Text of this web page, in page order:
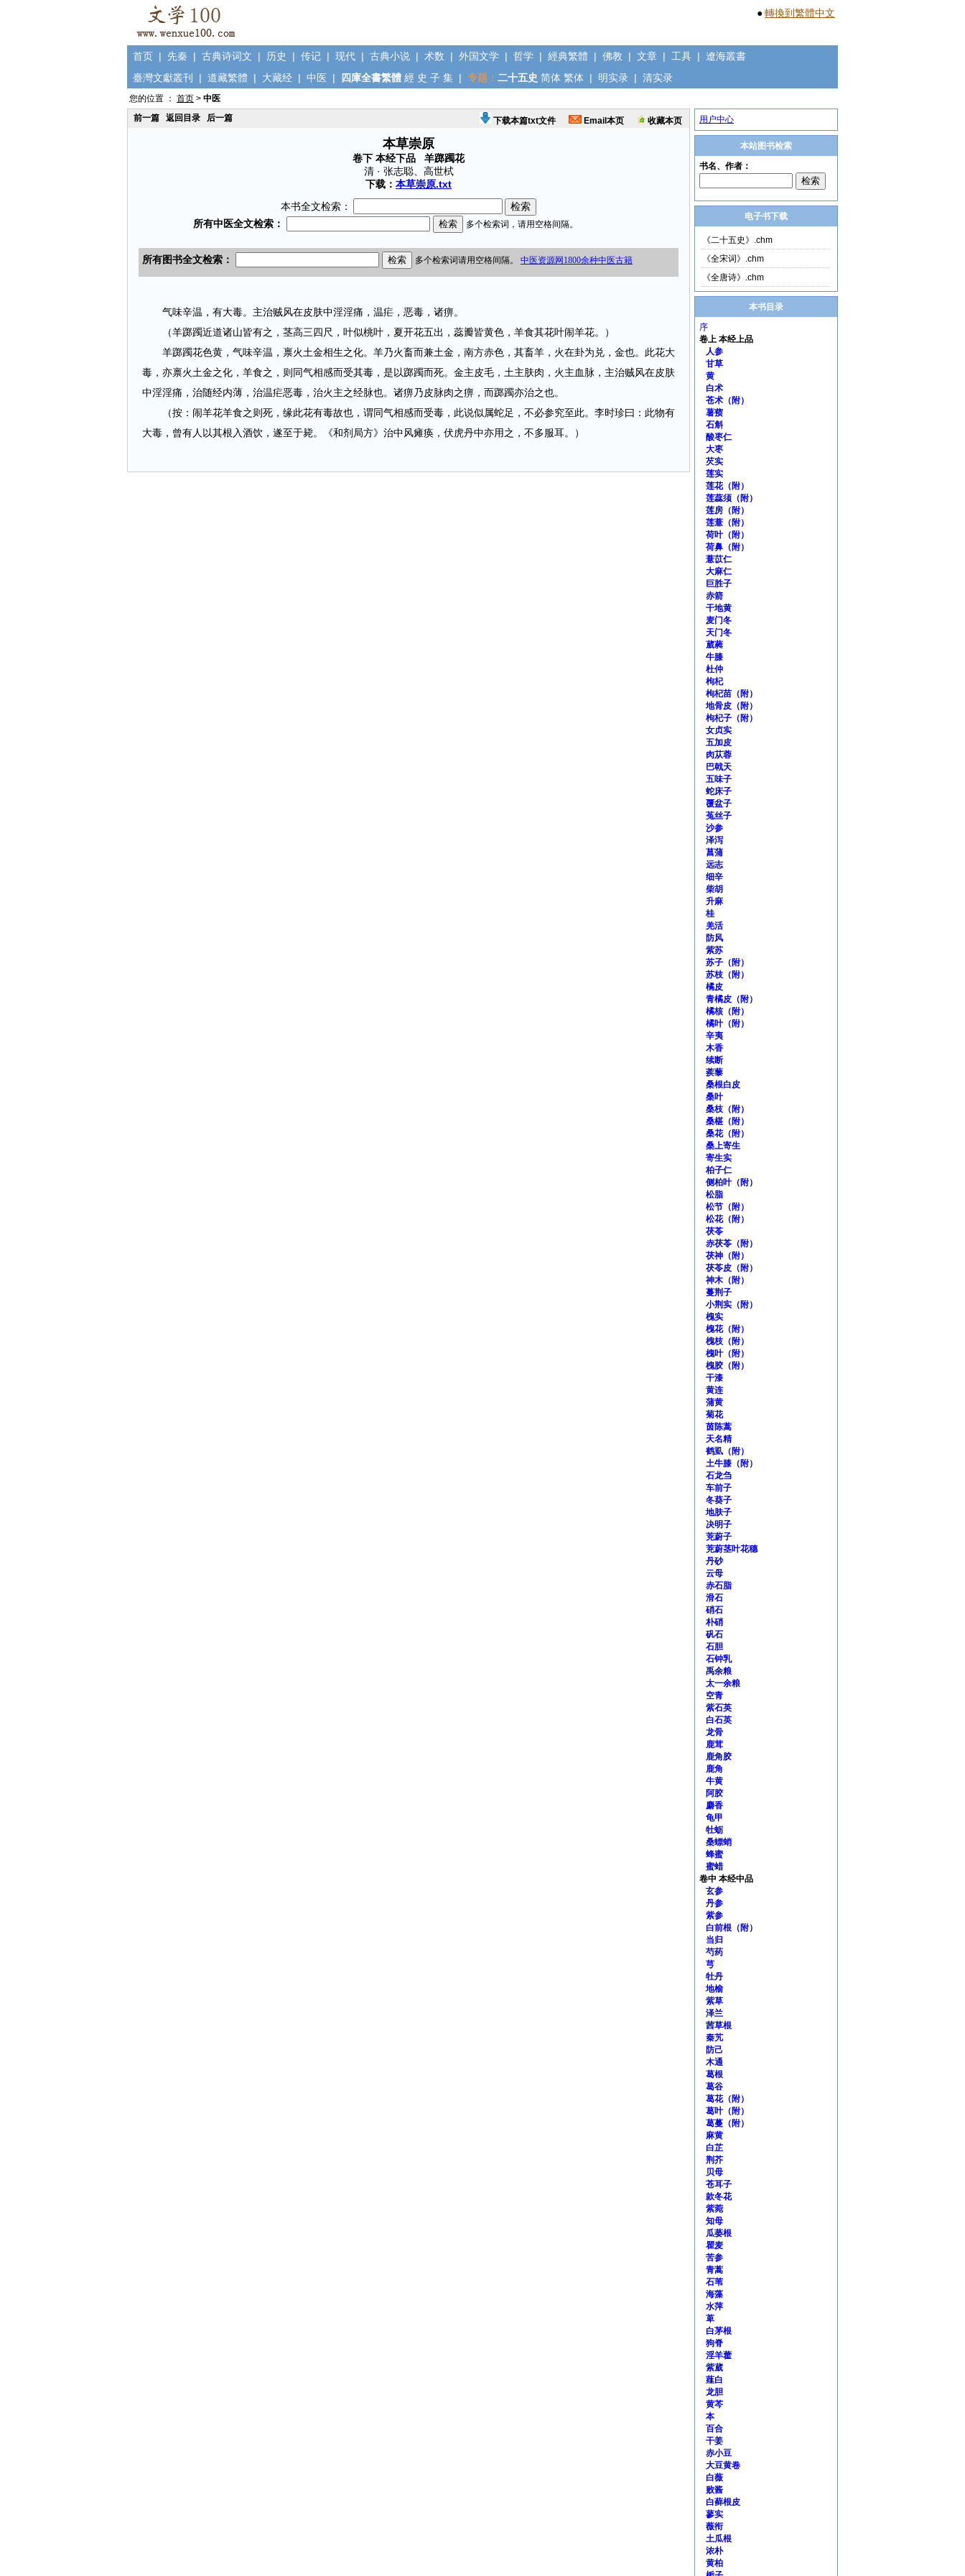
●轉換到繁體中文
首页 | 先秦 | 古典诗词文 | 历史 | 传记 | 现代 | 古典小说 | 术数 | 外国文学 | 哲学 | 經典繁體 | 佛教 | 文章 | 工具 | 遼海叢書
臺灣文獻叢刊
| 道藏繁體 | 大藏经 | 中医 | 四庫全書繁體 經 史 子 集 | 专题： 二十五史 简体 繁体 | 明实录 | 清实录
您的位置 ： 首页 > 中医
前一篇
返回目录 后一篇 下载本篇txt文件 Email本页 收藏本页
本草崇原
卷下 本经下品 羊踯躅花
清 · 张志聪、高世栻
下载： 本草崇原.txt
本书全文检索：
气味辛温，有大毒。主治贼风在皮肤中淫淫痛，温疟，恶毒，诸痹。
（羊踯躅近道诸山皆有之，茎高三四尺，叶似桃叶，夏开花五出，蕊瓣皆黄色，羊食其花叶闹羊花。）
羊踯躅花色黄，气味辛温，禀火土金相生之化。羊乃火畜而兼土金，南方赤色，其畜羊，火在卦为兑，金也。此花大
毒，亦禀火土金之化，羊食之，则同气相感而受其毒，是以踯躅而死。金主皮毛，土主肤肉，火主血脉，主治贼风在皮肤
中淫淫痛，治随经内薄，治温疟恶毒，治火主之经脉也。诸痹乃皮脉肉之痹，而踯躅亦治之也。
（按：闹羊花羊食之则死，缘此花有毒故也，谓同气相感而受毒，此说似属蛇足，不必参究至此。李时珍曰：此物有
大毒，曾有人以其根入酒饮，遂至于毙。《和剂局方》治中风瘫痪，伏虎丹中亦用之，不多服耳。）
用户中心
本站图书检索
电子书下载
《二十五史》.chm
《全宋词》.chm
《全唐诗》.chm
本书目录
序
卷上 本经上品
人参
甘草
黄
白术
苍术（附）
薯蓣
石斛
酸枣仁
大枣
芡实
莲实
莲花（附）
莲蕊须（附）
莲房（附）
莲薏（附）
荷叶（附）
荷鼻（附）
薏苡仁
大麻仁
巨胜子
赤箭
干地黄
麦门冬
天门冬
葳蕤
牛膝
杜仲
枸杞
枸杞苗（附）
地骨皮（附）
枸杞子（附）
女贞实
五加皮
肉苁蓉
巴戟天
五味子
蛇床子
覆盆子
菟丝子
沙参
泽泻
菖蒲
远志
细辛
柴胡
升麻
桂
羌活
防风
紫苏
苏子（附）
苏枝（附）
橘皮
青橘皮（附）
橘核（附）
橘叶（附）
辛夷
木香
续断
蒺藜
桑根白皮
桑叶
桑枝（附）
桑椹（附）
桑花（附）
桑上寄生
寄生实
柏子仁
侧柏叶（附）
松脂
松节（附）
松花（附）
茯苓
赤茯苓（附）
茯神（附）
茯苓皮（附）
神木（附）
蔓荆子
小荆实（附）
槐实
槐花（附）
槐枝（附）
槐叶（附）
槐胶（附）
干漆
黄连
蒲黄
菊花
茵陈蒿
天名精
鹤虱（附）
土牛膝（附）
石龙刍
车前子
冬葵子
地肤子
决明子
茺蔚子
茺蔚茎叶花穗
丹砂
云母
赤石脂
滑石
硝石
朴硝
矾石
石胆
石钟乳
禹余粮
太一余粮
空青
紫石英
白石英
龙骨
鹿茸
鹿角胶
鹿角
牛黄
阿胶
麝香
龟甲
牡蛎
桑螵蛸
蜂蜜
蜜蜡
卷中 本经中品
玄参
丹参
紫参
白前根（附）
当归
芍药
芎
牡丹
地榆
紫草
泽兰
茜草根
秦艽
防己
木通
葛根
葛谷
葛花（附）
葛叶（附）
葛蔓（附）
麻黄
白芷
荆芥
贝母
苍耳子
款冬花
紫菀
知母
瓜蒌根
瞿麦
苦参
青蒿
石苇
海藻
水萍
萆
白茅根
狗脊
淫羊藿
紫葳
薤白
龙胆
黄芩
本
百合
干姜
赤小豆
大豆黄卷
白薇
败酱
白藓根皮
蓼实
薇衔
土瓜根
浓朴
黄柏